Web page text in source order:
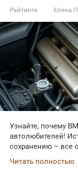
Рейтинги Елена
Узнайте, почему
автолюбителей!
сохранению – все
Читать полностью